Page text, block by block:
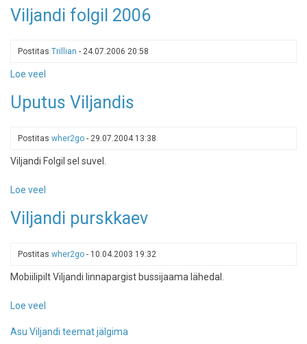
Folk
kärude
Viljandi folgil 2006
Postitas Trillian - 24.07.2006 20:58
Loe veel
folgil
Uputus Viljandis
Postitas wher2go - 29.07.2004 13:38
Viljandi Folgil sel suvel.
Loe veel
Viljandis
Viljandi purskkaev
Postitas wher2go - 10.04.2003 19:32
Mobiilipilt Viljandi linnapargist bussijaama lähedal.
Loe veel
purskkaev
Asu Viljandi teemat jälgima